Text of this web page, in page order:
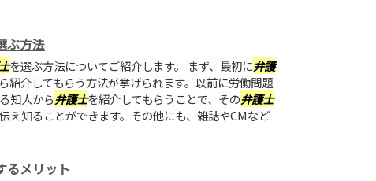
ぶ方法
を選ぶ方法についてご紹介します。 まず、最初に弁護
紹介してもらう方法が挙げられます。以前に労働問題
知人から弁護士を紹介してもらうことで、その弁護士
え知ることができます。その他にも、雑誌やCMなど
るメリット